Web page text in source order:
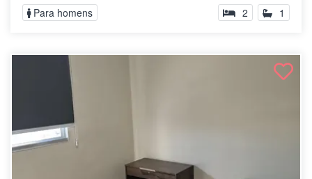
Para homens 2 1